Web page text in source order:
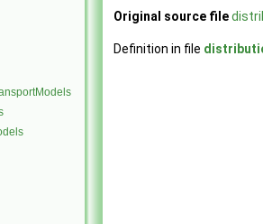
Original source file
Definition in file